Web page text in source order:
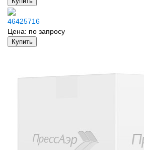
46425716
Цена: по запросу
Купить